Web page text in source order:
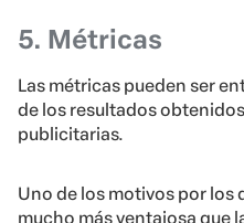
5. Métricas
Las métricas pueden ser
de los resultados
publicitarias.
Uno de los motivos por los
mucho más ventajosa que